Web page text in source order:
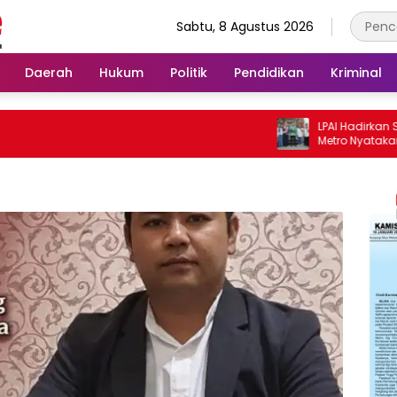
Sabtu, 8 Agustus 2026
Daerah Hukum Politik Pendidikan Kriminal
LPAI Hadirkan Shahnaz Haque,
Metro Nyatakan Dukungan Penuh